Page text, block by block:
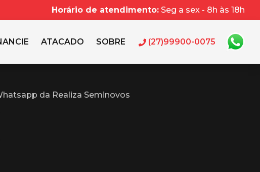
Horário de atendimento: Seg a sex - 8h às 18h
ATACADO SOBRE (27)99900-0075
da Realiza Seminovos